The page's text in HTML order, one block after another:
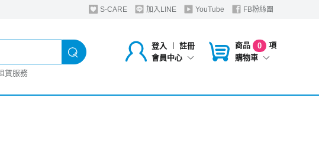
S-CARE 加入LINE YouTube FB粉絲團
登入 ︱
註冊
會員中心
商品 0
項
購物車
賃服務